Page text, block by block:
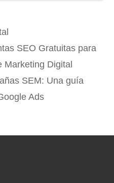
SEO Gratuitas para
Marketing Digital
SEM: Una guía
Ads